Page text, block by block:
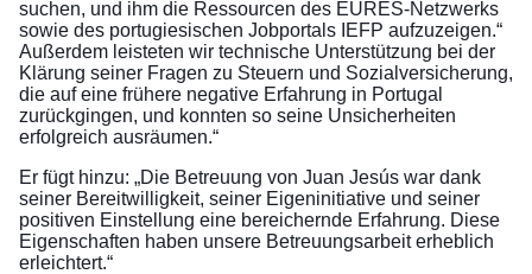
suchen, und ihm die Ressourcen des EURES-Netzwerks
sowie des portugiesischen Jobportals IEFP aufzuzeigen.“
Außerdem leisteten wir technische Unterstützung bei der
Klärung seiner Fragen zu Steuern und Sozialversicherung,
die auf eine frühere negative Erfahrung in Portugal
zurückgingen, und konnten so seine Unsicherheiten
erfolgreich ausräumen.“
Er fügt hinzu: „Die Betreuung von Juan Jesús war dank
seiner Bereitwilligkeit, seiner Eigeninitiative und seiner
positiven Einstellung eine bereichernde Erfahrung. Diese
Eigenschaften haben unsere Betreuungsarbeit erheblich
erleichtert.“